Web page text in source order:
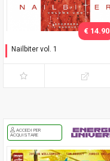
Nailbiter vol. 1
€ 14.90
ACCEDI PER
ACQUISTARE